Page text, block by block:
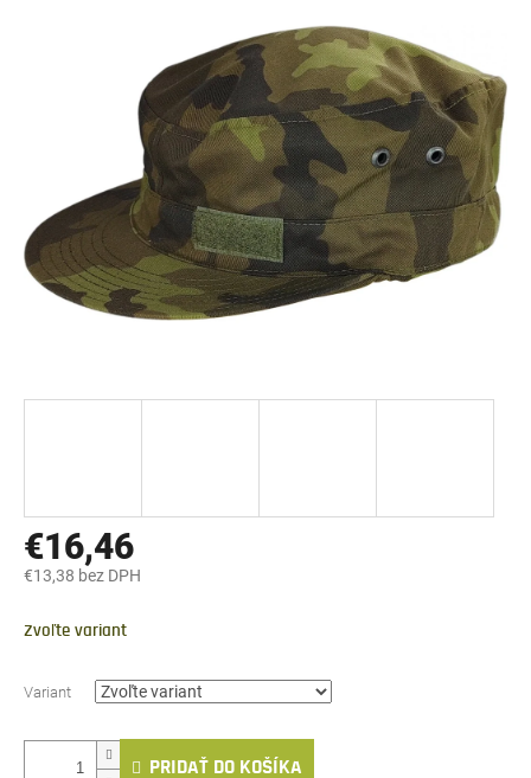
€16,46
€13,38 bez DPH
cena:
Zvoľte variant
Variant
PRIDAŤ DO KOŠÍKA